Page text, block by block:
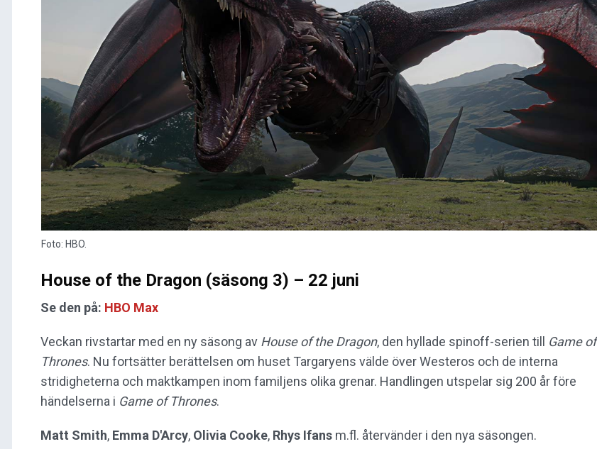
Foto: HBO.
House of the Dragon (säsong 3) – 22 juni
Se den på: HBO Max
Veckan rivstartar med en ny säsong av House of the Dragon, den hyllade spinoff-serien till Game of
Thrones. Nu fortsätter berättelsen om huset Targaryens välde över Westeros och de interna
stridigheterna och maktkampen inom familjens olika grenar. Handlingen utspelar sig 200 år före
händelserna i Game of Thrones.
Matt Smith, Emma D'Arcy, Olivia Cooke, Rhys Ifans m.fl. återvänder i den nya säsongen.